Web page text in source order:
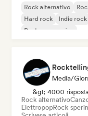
Rock alternativo
Hard rock
Indie rock
Rock progressivo
Media/
&gt; 4000
Rock alternativo
ElettropopRock